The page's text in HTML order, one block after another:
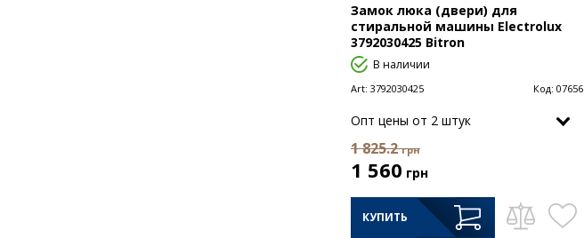
Замок люка (двери) для
стиральной машины Electrolux
3792030425 Bitron
В наличии
Art: 3792030425 Код: 07656
Опт цены от 2 штук
1 825.2 грн
1 560 грн
КУПИТЬ